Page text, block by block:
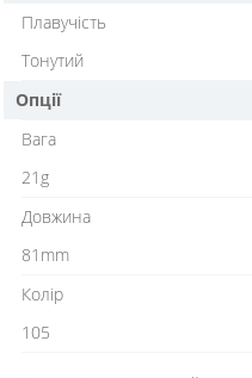
Плавучість
Тонутий
Опції
Вага
21g
Довжина
81mm
Колір
105